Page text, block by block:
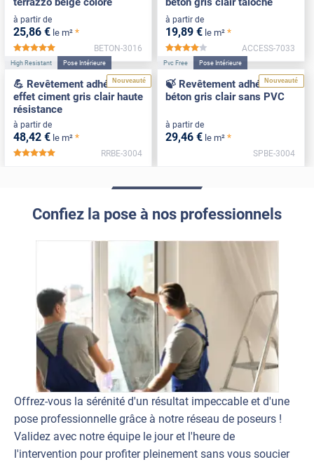
à partir de
25,86 € le m² *
*****
BETON-3016
à partir de
19,89 € le m² *
*****
ACCESS-7033
Nouveauté
High Resistant Pose Intérieure
💪 Revêtement adhésif
effet ciment gris clair haute
résistance
à partir de
48,42 € le m² *
*****
RRBE-3004
Nouveauté
Pvc Free Pose Intérieure
🍃 Revêtement adhésif
béton gris clair sans PVC
à partir de
29,46 € le m² *
SPBE-3004
Confiez la pose à nos professionnels
Offrez-vous la sérénité d'un résultat impeccable et d'une
pose professionnelle grâce à notre réseau de poseurs !
Validez avec notre équipe le jour et l'heure de
l'intervention pour profiter pleinement sans vous soucier